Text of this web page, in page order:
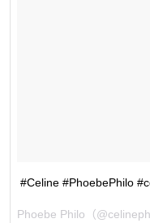
#Celine #PhoebePhilo
Phoebe Philo （